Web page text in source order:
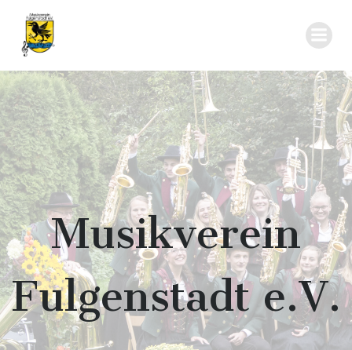
Musikverein
Fulgenstadt e.V.